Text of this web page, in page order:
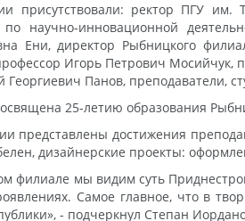
присутствовали: ректор ПГУ
по научно-инновационной
Ени, директор Рыбницкого
Игорь Петрович
Панов, преподаватели,
25-летию образования
представлены достижения
дизайнерские проекты:
филиале мы видим суть
Самое главное, что в
- подчеркнул Степан